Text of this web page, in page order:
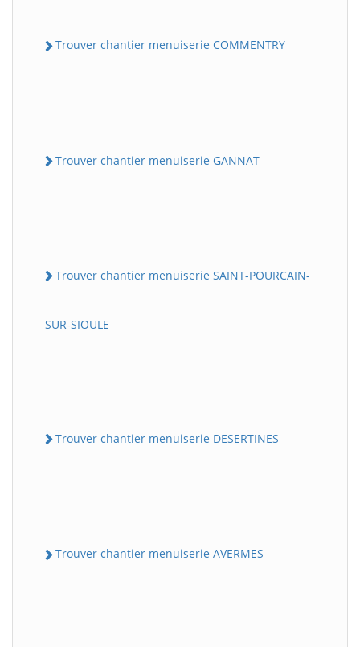
Trouver chantier menuiserie COMMENTRY
Trouver chantier menuiserie GANNAT
Trouver chantier menuiserie SAINT-POURCAIN-
SUR-SIOULE
Trouver chantier menuiserie DESERTINES
Trouver chantier menuiserie AVERMES